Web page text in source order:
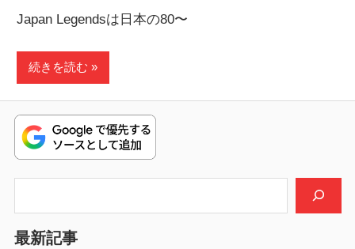
Japan Legendsは日本の80〜
続きを読む
最新記事